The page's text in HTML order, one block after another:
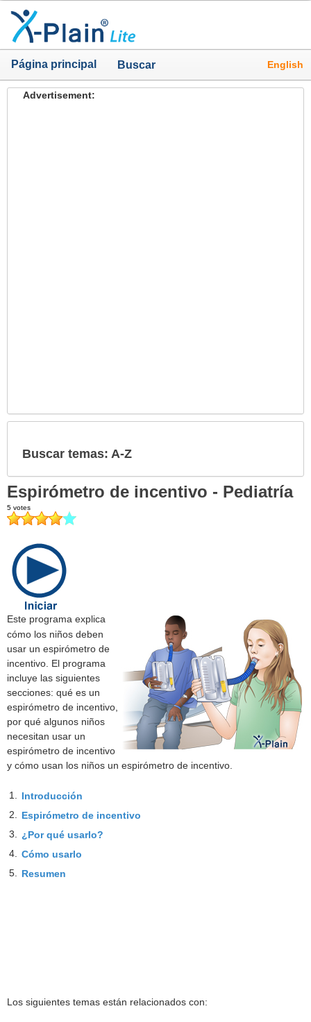
Página principal Buscar English
Advertisement:
Buscar temas: A-Z
Espirómetro de incentivo - Pediatría
Este programa explica
cómo los niños deben
usar un espirómetro de
incentivo. El programa
incluye las siguientes
secciones: qué es un
espirómetro de incentivo,
por qué algunos niños
necesitan usar un
espirómetro de incentivo
y cómo usan los niños un espirómetro de incentivo.
1. Introducción
2. Espirómetro de incentivo
3. ¿Por qué usarlo?
4. Cómo usarlo
5. Resumen
Los siguientes temas están relacionados con: